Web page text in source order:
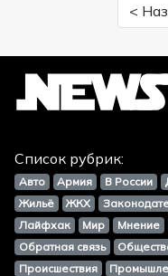
<
Список рубрик:
Авто Армия В России
Жильё
ЖКХ
Лайфхак
Мир Мнение
Обратная связь
Происшествия